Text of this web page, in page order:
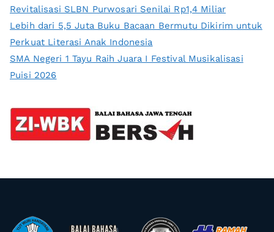
Revitalisasi SLBN Purwosari Senilai Rp1,4 Miliar
Lebih dari 5,5 Juta Buku Bacaan Bermutu Dikirim untuk
Perkuat Literasi Anak Indonesia
SMA Negeri 1 Tayu Raih Juara I Festival Musikalisasi
Puisi 2026